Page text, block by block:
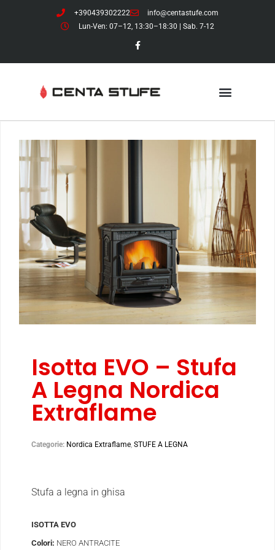
+390439302222
info@centastufe.com
Lun-Ven: 07–12, 13:30–18:30 | Sab. 7-12
Isotta EVO – Stufa
A Legna Nordica
Extraflame
Categorie: Nordica Extraflame, STUFE A LEGNA
Stufa a legna in ghisa
ISOTTA EVO
Colori: NERO ANTRACITE